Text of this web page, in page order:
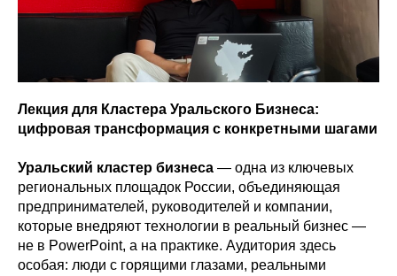
Лекция для Кластера Уральского Бизнеса:
цифровая трансформация с конкретными шагами
Уральский кластер бизнеса — одна из ключевых
региональных площадок России, объединяющая
предпринимателей, руководителей и компании,
которые внедряют технологии в реальный бизнес —
не в PowerPoint, а на практике. Аудитория здесь
особая: люди с горящими глазами, реальными